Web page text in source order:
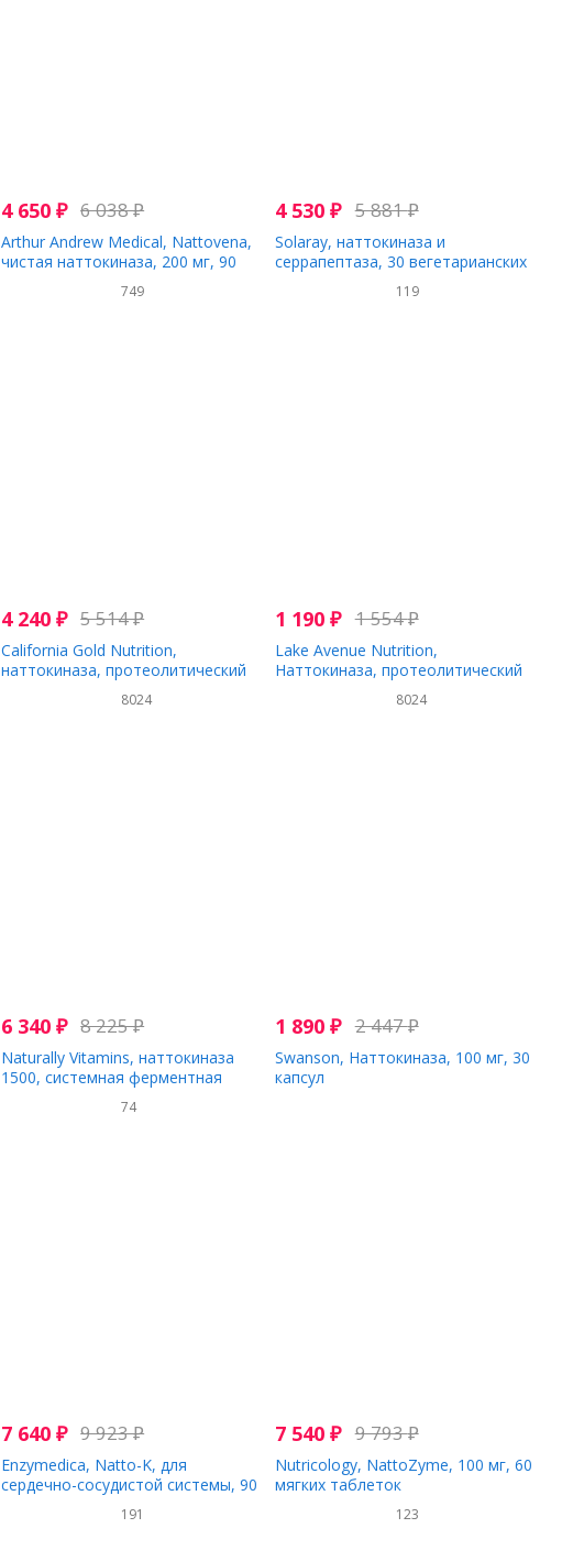
4 650 ₽ 6 038₽
Arthur Andrew Medical, Nattovena,
чистая наттокиназа, 200 мг, 90
749
4 530₽ 5 881₽
Solaray, наттокиназа и
серрапептаза, 30 вегетарианских
119
4 240 ₽ 5 514₽
California Gold Nutrition,
наттокиназа, протеолитический
растительных капсул
8024
1 190₽ 1 554₽
Lake Avenue Nutrition,
Наттокиназа, протеолитический
растительных капсул
8024
6 340 ₽ 8 225₽
Naturally Vitamins, наттокиназа
1500, системная ферментная
добавка, 120 таблеток, покрытых
кишечнорастворимой оболочкой
74
1 890₽ 2 447₽
Swanson, Наттокиназа, 100 мг, 30
капсул
7 640 ₽ 9 923₽
Enzymedica, Natto-K, для
сердечно-сосудистой системы, 90
191
7 540₽ 9 793₽
Nutricology, NattoZyme, 100 мг, 60
мягких таблеток
123